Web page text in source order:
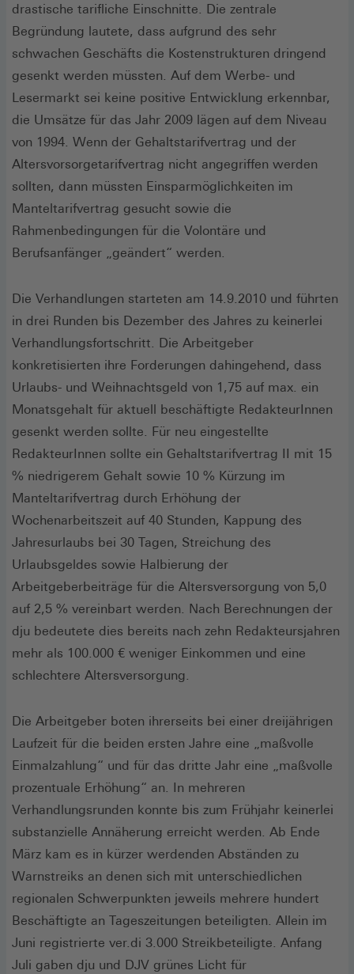
drastische tarifliche Einschnitte. Die zentrale
Begründung lautete, dass aufgrund des sehr
schwachen Geschäfts die Kostenstrukturen dringend
gesenkt werden müssten. Auf dem Werbe- und
Lesermarkt sei keine positive Entwicklung erkennbar,
die Umsätze für das Jahr 2009 lägen auf dem Niveau
von 1994. Wenn der Gehaltstarifvertrag und der
Altersvorsorgetarifvertrag nicht angegriffen werden
sollten, dann müssten Einsparmöglichkeiten im
Manteltarifvertrag gesucht sowie die
Rahmenbedingungen für die Volontäre und
Berufsanfänger „geändert“ werden.
Die Verhandlungen starteten am 14.9.2010 und führten
in drei Runden bis Dezember des Jahres zu keinerlei
Verhandlungsfortschritt. Die Arbeitgeber
konkretisierten ihre Forderungen dahingehend, dass
Urlaubs- und Weihnachtsgeld von 1,75 auf max. ein
Monatsgehalt für aktuell beschäftigte RedakteurInnen
gesenkt werden sollte. Für neu eingestellte
RedakteurInnen sollte ein Gehaltstarifvertrag II mit 15
% niedrigerem Gehalt sowie 10 % Kürzung im
Manteltarifvertrag durch Erhöhung der
Wochenarbeitszeit auf 40 Stunden, Kappung des
Jahresurlaubs bei 30 Tagen, Streichung des
Urlaubsgeldes sowie Halbierung der
Arbeitgeberbeiträge für die Altersversorgung von 5,0
auf 2,5 % vereinbart werden. Nach Berechnungen der
dju bedeutete dies bereits nach zehn Redakteursjahren
mehr als 100.000 € weniger Einkommen und eine
schlechtere Altersversorgung.
Die Arbeitgeber boten ihrerseits bei einer dreijährigen
Laufzeit für die beiden ersten Jahre eine „maßvolle
Einmalzahlung“ und für das dritte Jahr eine „maßvolle
prozentuale Erhöhung“ an. In mehreren
Verhandlungsrunden konnte bis zum Frühjahr keinerlei
substanzielle Annäherung erreicht werden. Ab Ende
März kam es in kürzer werdenden Abständen zu
Warnstreiks an denen sich mit unterschiedlichen
regionalen Schwerpunkten jeweils mehrere hundert
Beschäftigte an Tageszeitungen beteiligten. Allein im
Juni registrierte ver.di 3.000 Streikbeteiligte. Anfang
Juli gaben dju und DJV grünes Licht für